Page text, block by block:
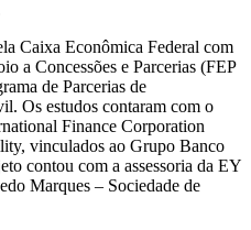
Caixa Econômica Federal com
a Concessões e Parcerias (FEP
de Parcerias de
Os estudos contaram com o
Finance Corporation
vinculados ao Grupo Banco
contou com a assessoria da EY
Marques – Sociedade de